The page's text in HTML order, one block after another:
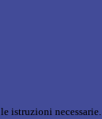
istruzioni necessarie.